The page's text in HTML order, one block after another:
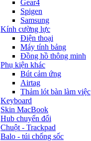
Gear4
Spigen
Samsung
Kính cường lực
Điện thoại
Máy tính bảng
Đồng hồ thông minh
Phụ kiện khác
Bút cảm ứng
Airtag
Thảm lót bàn làm việc
Keyboard
Skin MacBook
Hub chuyển đổi
Chuột - Trackpad
Balo - túi chống sốc